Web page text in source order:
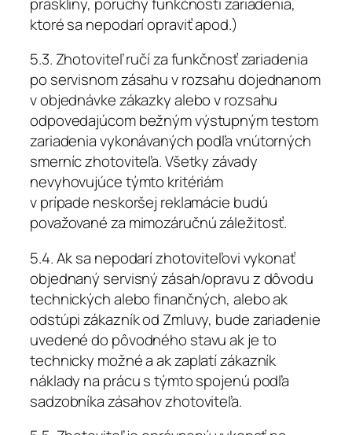
ktoré sa nepodarí opraviť apod.)
5.3. Zhotoviteľ ručí za funkčnosť zariadenia
po servisnom zásahu v rozsahu dojednanom
v objednávke zákazky alebo v rozsahu
odpovedajúcom bežným výstupným testom
zariadenia vykonávaných podľa vnútorných
smerníc zhotoviteľa. Všetky závady
nevyhovujúce týmto kritériám
v prípade neskoršej reklamácie budú
považované za mimozáručnú záležitosť.
5.4. Ak sa nepodarí zhotoviteľovi vykonať
objednaný servisný zásah/opravu z dôvodu
technických alebo finančných, alebo ak
odstúpi zákazník od Zmluvy, bude zariadenie
uvedené do pôvodného stavu ak je to
technicky možné a ak zaplatí zákazník
náklady na prácu s týmto spojenú podľa
sadzobníka zásahov zhotoviteľa.